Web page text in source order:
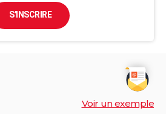
S'INSCRIRE
Voir un exemple